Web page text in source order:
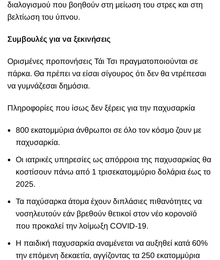
διαλογισμού που βοηθούν στη μείωση του στρες και στη
βελτίωση του ύπνου.
Συμβουλές για να ξεκινήσεις
Ορισμένες προπονήσεις Τάι Τσι πραγματοποιούνται σε
πάρκα. Θα πρέπει να είσαι σίγουρος ότι δεν θα ντρέπεσαι
να γυμνάζεσαι δημόσια.
Πληροφορίες που ίσως δεν ξέρεις για την παχυσαρκία
800 εκατομμύρια άνθρωποι σε όλο τον κόσμο ζουν με
παχυσαρκία.
Οι ιατρικές υπηρεσίες ως απόρροια της παχυσαρκίας θα
κοστίσουν πάνω από 1 τρισεκατομμύριο δολάρια έως το
2025.
Τα παχύσαρκα άτομα έχουν διπλάσιες πιθανότητες να
νοσηλευτούν εάν βρεθούν θετικοί στον νέο κορονοϊό
που προκαλεί την λοίμωξη COVID-19.
Η παιδική παχυσαρκία αναμένεται να αυξηθεί κατά 60%
την επόμενη δεκαετία, αγγίζοντας τα 250 εκατομμύρια